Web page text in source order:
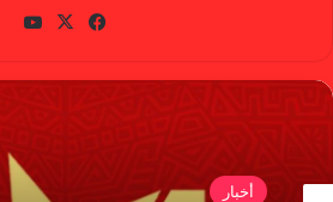
في
وك
X
أخبار